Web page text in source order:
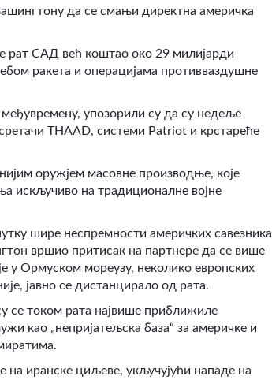
да се смањи директна америчка
рат САД већ коштао око 29 милијарди
ракета и операцијама противваздушне
упозорили су да су недеље
THAAD, системи Patriot и крстареће
оружјем масовне производње, које
искључиво на традиционалне војне
шире неспремности америчких савезника
вршио притисак на партнере да се више
у Ормуском мореузу, неколико европских
јавно се дистанцирало од рата.
се током рата највише приближиле
као „непријатељска база“ за америчке и
на иранске циљеве, укључујући нападе на